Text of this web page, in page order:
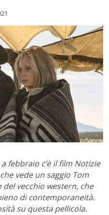
febbraio c’è il film Notizie
vede un saggio Tom
vecchio western, che
di contemporaneità.
su questa pellicola.